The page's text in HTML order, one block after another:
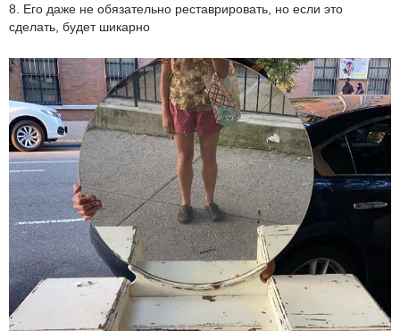
8. Его даже не обязательно реставрировать, но если это
сделать, будет шикарно